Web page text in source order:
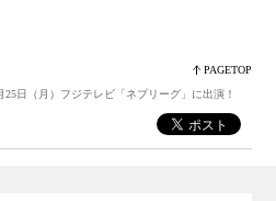
PAGETOP
（月）フジテレビ「ネプリーグ」に出演！